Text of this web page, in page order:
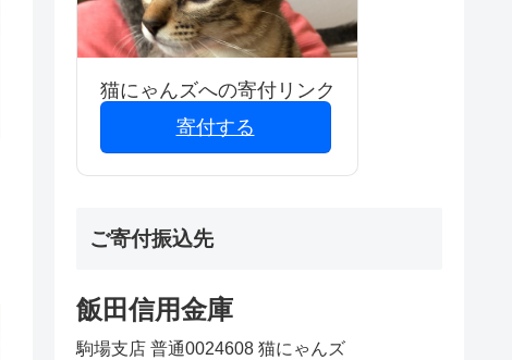
猫にゃんズへの寄付リンク
寄付する
ご寄付振込先
飯田信用金庫
駒場支店 普通0024608 猫にゃんズ